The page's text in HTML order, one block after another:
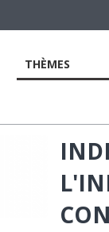
THÈMES